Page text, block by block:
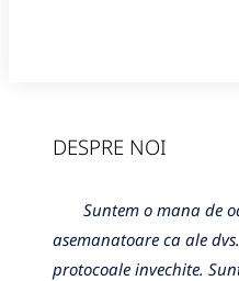
DESPRE NOI
Suntem o mana de
asemanatoare ca ale
protocoale invechite.